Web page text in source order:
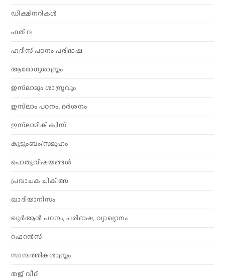
ഡിക്ഷ്നറികൾ
ഫത് വ
ഹദീസ് പഠനം പരിഭാഷ
ആരോഗ്യശാസ്ത്രം
ഇസ്‌ലാമും ശാസ്ത്രവും
ഇസ്‌ലാം പഠനം, ദർശനം
ഇസ്‌ലാമിക് ക്വിസ്
കുടുംബം/സമൂഹം
പൊതുവിഷയങ്ങൾ
പ്രവാചക ചികിത്സ
ഖാദിയാനിസം
ഖുർആൻ പഠനം, പരിഭാഷ, വ്യാഖ്യാനം
റഫറൻസ്
സാമ്പത്തികശാസ്ത്രം
തജ് വീദ്